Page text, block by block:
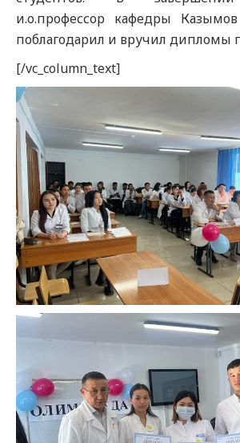
и.о.профессор кафедры
поблагодарил и вручил дипломы
[/vc_column_text]